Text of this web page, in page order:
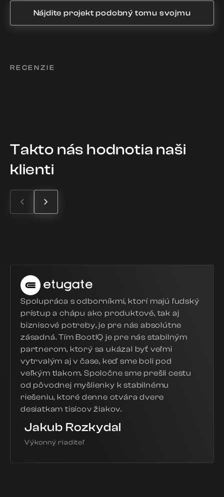
Nájdite projekt podobný tomu svojmu
RECENZIE
Takto nás hodnotia naši
klienti
Spolupráca s odborníkmi, ktorí majú ľudský
prístup a chápu ako produktové, tak aj
biznisové potreby, je pre nás absolútne
zásadná. Tím BootIQ je pre nás stabilným
partnerom, ktorý sa ukázal byť veľmi
vytrvalým aj v čase, keď sme boli pod
veľkým tlakom. Spoločne sme prešli cestu
od pôvodnej myšlienky k stabilnému
riešeniu, ktoré denne otvára dvere
desiatkam tisícov žiakov.
Jakub Rozkydal
Výkonný riaditeľ